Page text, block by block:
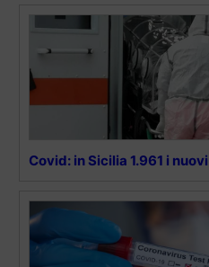
Covid: in Sicilia 1.961 i